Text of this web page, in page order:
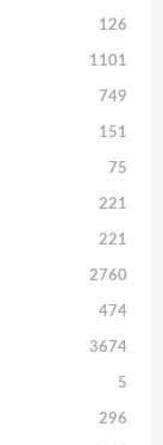
126
1101
749
151
75
221
221
2760
474
3674
5
296